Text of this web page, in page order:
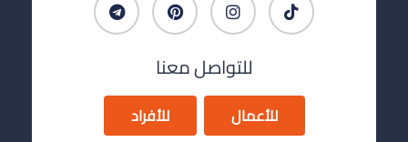
للتواصل معنا
للأعمال للأفراد